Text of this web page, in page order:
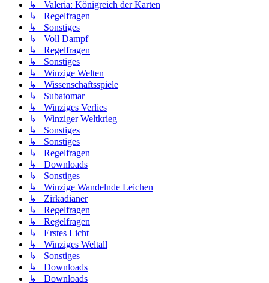
↳ Valeria: Königreich der Karten
↳ Regelfragen
↳ Sonstiges
↳ Voll Dampf
↳ Regelfragen
↳ Sonstiges
↳ Winzige Welten
↳ Wissenschaftsspiele
↳ Subatomar
↳ Winziges Verlies
↳ Winziger Weltkrieg
↳ Sonstiges
↳ Sonstiges
↳ Regelfragen
↳ Downloads
↳ Sonstiges
↳ Winzige Wandelnde Leichen
↳ Zirkadianer
↳ Regelfragen
↳ Regelfragen
↳ Erstes Licht
↳ Winziges Weltall
↳ Sonstiges
↳ Downloads
↳ Downloads